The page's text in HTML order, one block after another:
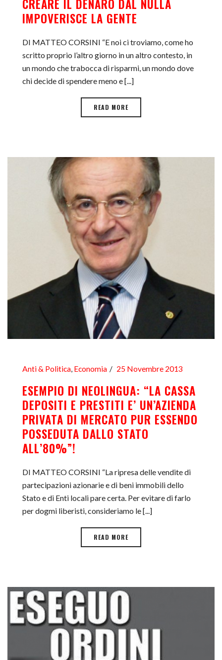
CREARE IL DENARO DAL NULLA
IMPOVERISCE LA GENTE
DI MATTEO CORSINI “E noi ci troviamo, come ho
scritto proprio l’altro giorno in un altro contesto, in
un mondo che trabocca di risparmi, un mondo dove
chi decide di spendere meno e [...]
READ MORE
Anti & Politica, Economia 25 Novembre 2013
ESEMPIO DI NEOLINGUA: “LA CASSA
DEPOSITI E PRESTITI E’ UN’AZIENDA
PRIVATA DI MERCATO PUR ESSENDO
POSSEDUTA DALLO STATO
ALL’80%”!
DI MATTEO CORSINI “La ripresa delle vendite di
partecipazioni azionarie e di beni immobili dello
Stato e di Enti locali pare certa. Per evitare di farlo
per dogmi liberisti, consideriamo le [...]
READ MORE